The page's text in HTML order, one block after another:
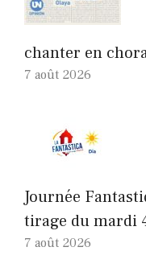
chanter en
7 août 2026
Journée
tirage du mardi
7 août 2026